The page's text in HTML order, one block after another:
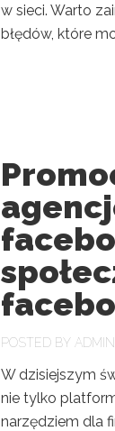
w sieci. Warto
błędów, które
POSTED BY ADMIN
W dzisiejszym
nie tylko
narzędziem dla